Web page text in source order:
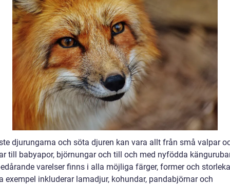
djurungarna och söta djuren kan vara allt från små valpar
till babyapor, björnungar och till och med nyfödda
varelser finns i alla möjliga färger, former och
exempel inkluderar lamadjur, kohundar, pandabjörnar och